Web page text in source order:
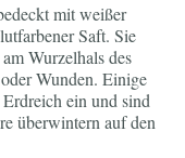
mit weißer
Saft. Sie
Wurzelhals des
Wunden. Einige
ein und sind
überwintern auf den